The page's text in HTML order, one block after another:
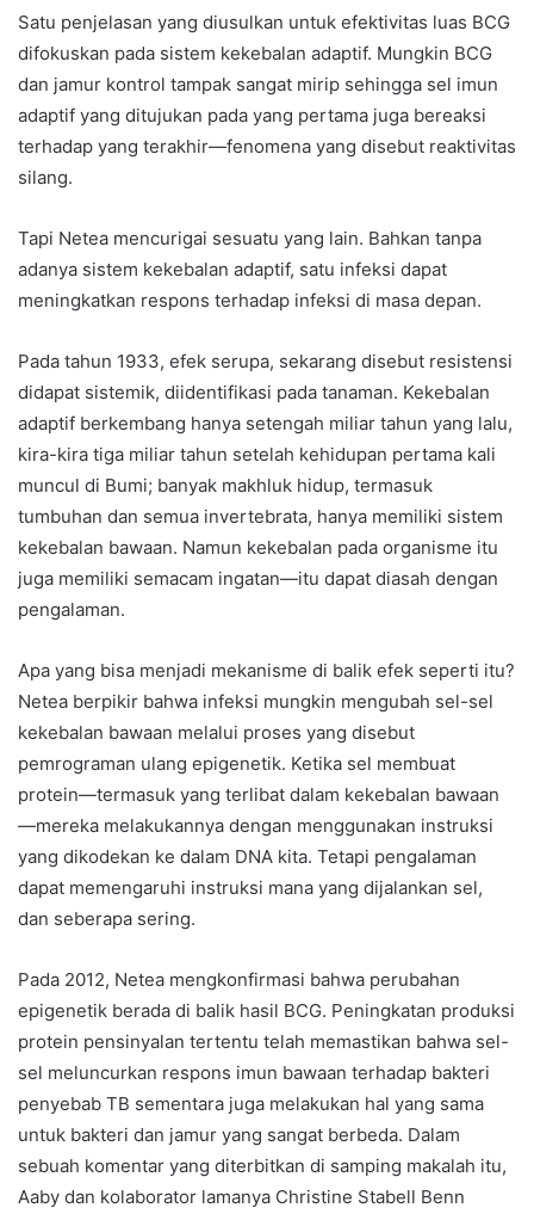
Satu penjelasan yang diusulkan untuk efektivitas luas BCG
difokuskan pada sistem kekebalan adaptif. Mungkin BCG
dan jamur kontrol tampak sangat mirip sehingga sel imun
adaptif yang ditujukan pada yang pertama juga bereaksi
terhadap yang terakhir—fenomena yang disebut reaktivitas
silang.
Tapi Netea mencurigai sesuatu yang lain. Bahkan tanpa
adanya sistem kekebalan adaptif, satu infeksi dapat
meningkatkan respons terhadap infeksi di masa depan.
Pada tahun 1933, efek serupa, sekarang disebut resistensi
didapat sistemik, diidentifikasi pada tanaman. Kekebalan
adaptif berkembang hanya setengah miliar tahun yang lalu,
kira-kira tiga miliar tahun setelah kehidupan pertama kali
muncul di Bumi; banyak makhluk hidup, termasuk
tumbuhan dan semua invertebrata, hanya memiliki sistem
kekebalan bawaan. Namun kekebalan pada organisme itu
juga memiliki semacam ingatan—itu dapat diasah dengan
pengalaman.
Apa yang bisa menjadi mekanisme di balik efek seperti itu?
Netea berpikir bahwa infeksi mungkin mengubah sel-sel
kekebalan bawaan melalui proses yang disebut
pemrograman ulang epigenetik. Ketika sel membuat
protein—termasuk yang terlibat dalam kekebalan bawaan
—mereka melakukannya dengan menggunakan instruksi
yang dikodekan ke dalam DNA kita. Tetapi pengalaman
dapat memengaruhi instruksi mana yang dijalankan sel,
dan seberapa sering.
Pada 2012, Netea mengkonfirmasi bahwa perubahan
epigenetik berada di balik hasil BCG. Peningkatan produksi
protein pensinyalan tertentu telah memastikan bahwa sel-
sel meluncurkan respons imun bawaan terhadap bakteri
penyebab TB sementara juga melakukan hal yang sama
untuk bakteri dan jamur yang sangat berbeda. Dalam
sebuah komentar yang diterbitkan di samping makalah itu,
Aaby dan kolaborator lamanya Christine Stabell Benn